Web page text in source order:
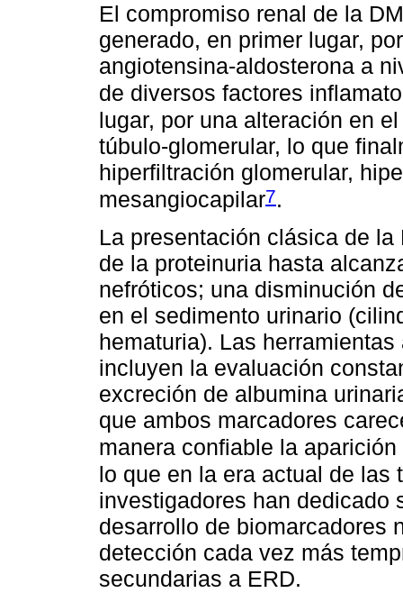
El compromiso renal de la
generado, en primer lugar,
angiotensina-aldosterona a
de diversos factores
lugar, por una alteración en
túbulo-glomerular, lo que
hiperfiltración glomerular,
mesangiocapilar7.
La presentación clásica de
de la proteinuria hasta
nefróticos; una disminución
en el sedimento urinario
hematuria). Las
incluyen la evaluación
excreción de albumina
que ambos marcadores
manera confiable la
lo que en la era actual de
investigadores han dedicado
desarrollo de biomarcadores
detección cada vez más
secundarias a ERD.